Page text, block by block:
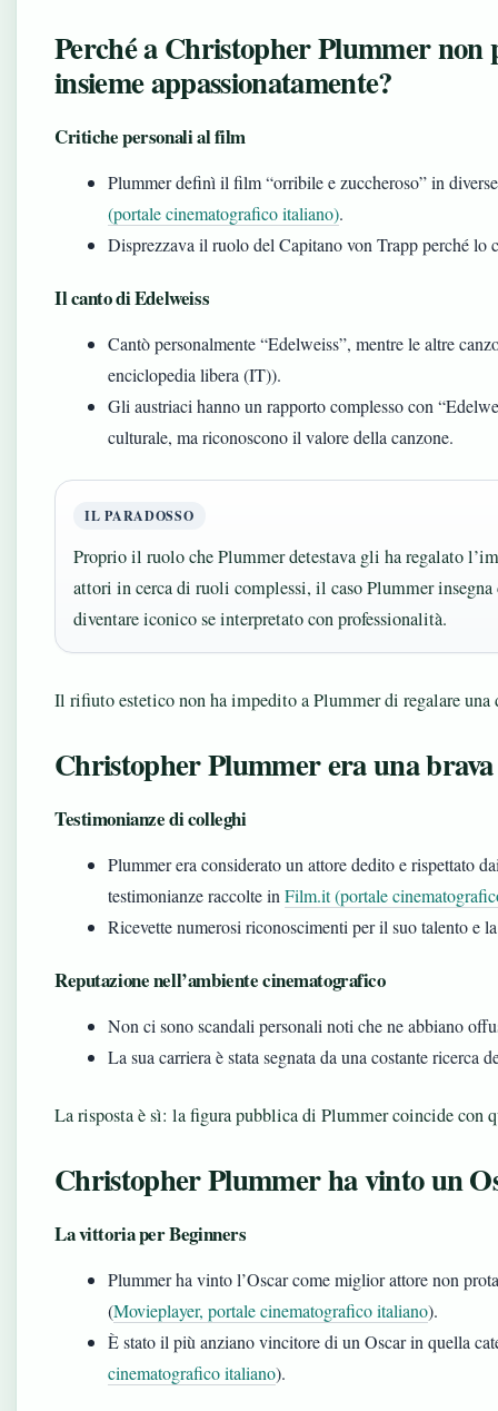
Perché a Christopher Plummer non
insieme appassionatamente?
Critiche personali al film
Plummer definì il film “orribile e zuccheroso” in
(portale cinematografico italiano).
Disprezzava il ruolo del Capitano von Trapp perché lo
Il canto di Edelweiss
Cantò personalmente “Edelweiss”, mentre le altre
enciclopedia libera (IT)).
Gli austriaci hanno un rapporto complesso con
culturale, ma riconoscono il valore della canzone.
IL PARADOSSO
Proprio il ruolo che Plummer detestava gli ha regalato
attori in cerca di ruoli complessi, il caso Plummer insegna
diventare iconico se interpretato con professionalità.
Il rifiuto estetico non ha impedito a Plummer di regalare
Christopher Plummer era una
Testimonianze di colleghi
Plummer era considerato un attore dedito e rispettato
testimonianze raccolte in Film.it (portale
Ricevette numerosi riconoscimenti per il suo talento e
Reputazione nell’ambiente cinematografico
Non ci sono scandali personali noti che ne abbiano
La sua carriera è stata segnata da una costante ricerca
La risposta è sì: la figura pubblica di Plummer coincide con
Christopher Plummer ha vinto un
La vittoria per Beginners
Plummer ha vinto l’Oscar come miglior attore non
(Movieplayer, portale cinematografico italiano).
È stato il più anziano vincitore di un Oscar in quella
cinematografico italiano).